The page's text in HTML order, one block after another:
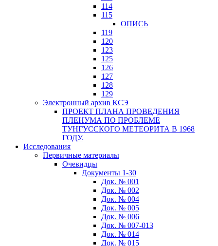
114
115
ОПИСЬ
119
120
123
125
126
127
128
129
Электронный архив КСЭ
ПРОЕКТ ПЛАНА ПРОВЕДЕНИЯ
ПЛЕНУМА ПО ПРОБЛЕМЕ
ТУНГУССКОГО МЕТЕОРИТА В 1968
ГОДУ.
Исследования
Первичные материалы
Очевидцы
Документы 1-30
Док. № 001
Док. № 002
Док. № 004
Док. № 005
Док. № 006
Док. № 007-013
Док. № 014
Док. № 015